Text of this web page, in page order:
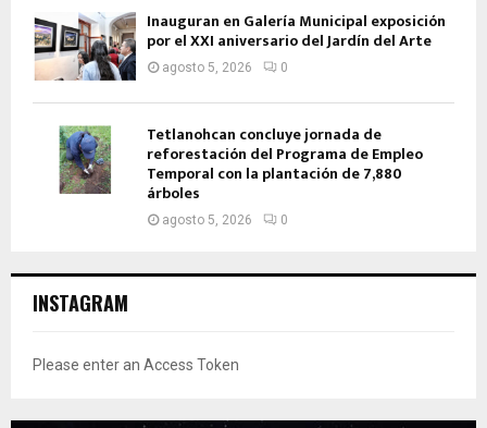
Inauguran en Galería Municipal exposición
por el XXI aniversario del Jardín del Arte
agosto 5, 2026 0
Tetlanohcan concluye jornada de
reforestación del Programa de Empleo
Temporal con la plantación de 7,880
árboles
agosto 5, 2026 0
INSTAGRAM
Please enter an Access Token